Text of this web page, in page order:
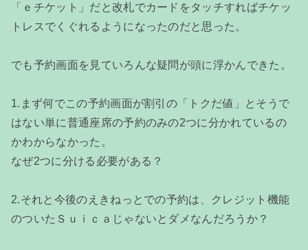
「ｅチケット」だと改札でカードをタッチすればチケッ
トレスでくぐれるようになったのだと思った。
でも予約画面を見ていろんな疑問が頭に浮かんできた。
1.まず何でこの予約画面が割引の「トクだ値」とそうで
はない単に普通座席の予約のみの2つに分かれているの
かわからなかった。
なぜ2つに分ける必要がある？
2.それと今後のえきねっとでの予約は、クレジット機能
のついたＳｕｉｃａじゃないとダメなんだろうか？